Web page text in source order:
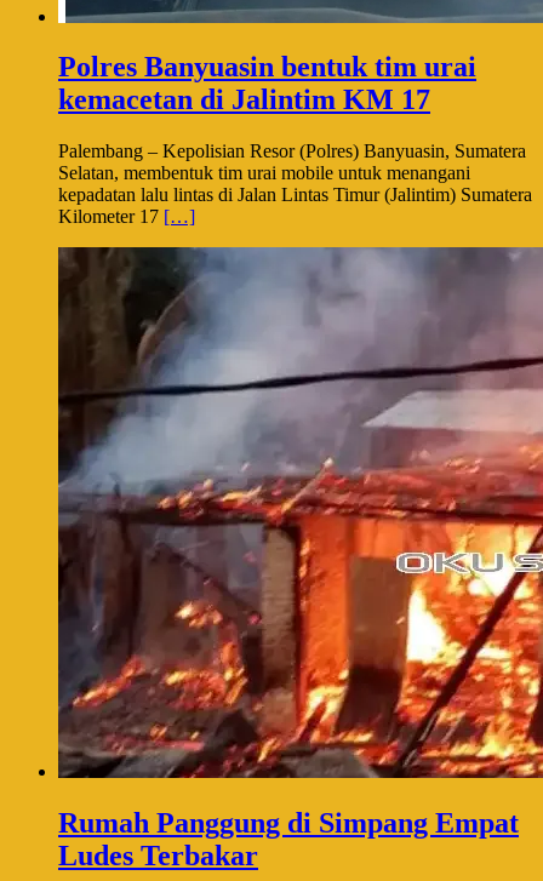
Polres Banyuasin bentuk tim urai
kemacetan di Jalintim KM 17
Palembang – Kepolisian Resor (Polres) Banyuasin, Sumatera
Selatan, membentuk tim urai mobile untuk menangani
kepadatan lalu lintas di Jalan Lintas Timur (Jalintim) Sumatera
Kilometer 17 […]
Rumah Panggung di Simpang Empat
Ludes Terbakar